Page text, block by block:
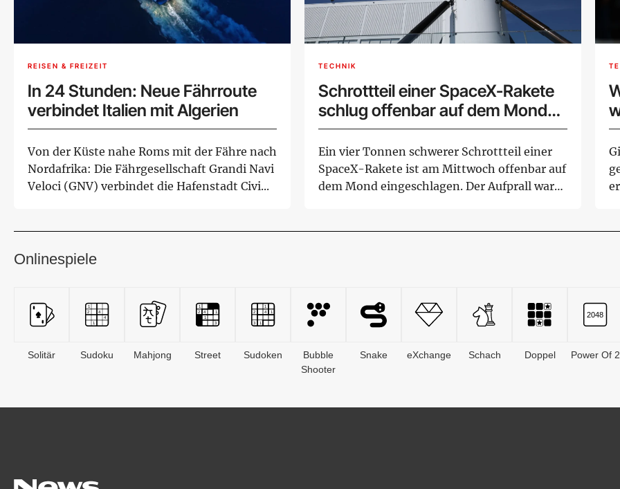
REISEN & FREIZEIT
In 24 Stunden: Neue Fährroute
verbindet Italien mit Algerien
Von der Küste nahe Roms mit der Fähre nach
Nordafrika: Die Fährgesellschaft Grandi Navi
Veloci (GNV) verbindet die Hafenstadt Civi...
TECHNIK
Schrottteil einer SpaceX-Rakete
schlug offenbar auf dem Mond
ein
Ein vier Tonnen schwerer Schrottteil einer
SpaceX-Rakete ist am Mittwoch offenbar auf
dem Mond eingeschlagen. Der Aufprall war
Onlinespiele
Solitär Sudoku Mahjong Street Sudoken
Bubble
Shooter
Snake eXchange Schach Doppel Power Of 2